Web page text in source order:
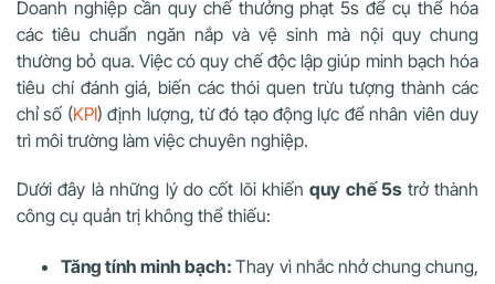
Doanh nghiệp cần quy chế thưởng phạt 5s để cụ thể hóa
các tiêu chuẩn ngăn nắp và vệ sinh mà nội quy chung
thường bỏ qua. Việc có quy chế độc lập giúp minh bạch hóa
tiêu chí đánh giá, biến các thói quen trừu tượng thành các
chỉ số (KPI) định lượng, từ đó tạo động lực để nhân viên duy
trì môi trường làm việc chuyên nghiệp.
Dưới đây là những lý do cốt lõi khiếnquy chế 5strở thành
công cụ quản trị không thể thiếu:
Tăng tính minh bạch:Thay vì nhắc nhở chung chung,